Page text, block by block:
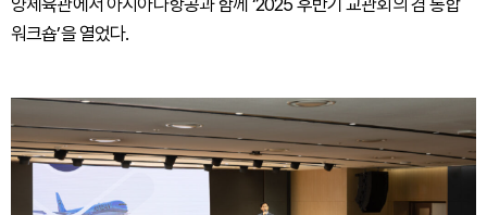
양체육관에서 아시아나항공과 함께 ‘2025 후반기 교관회의 겸 통합
워크숍’을 열었다.